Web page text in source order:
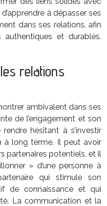
à dépasser ses
dans ses relations, afin
et durables.
relations
ambivalent dans ses
de l’engagement et son
hésitant à s’investir
à long terme. Il peut avoir
partenaires potentiels, et il
» d’une personne à
qui stimule son
de connaissance et qui
La communication et la